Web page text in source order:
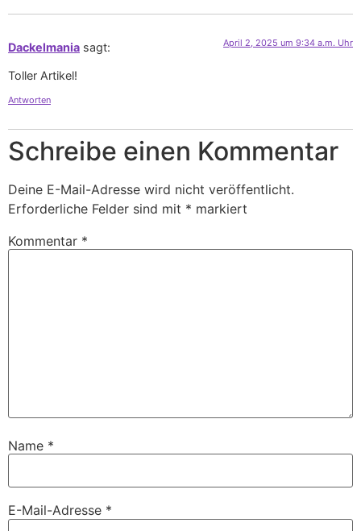
Dackelmania sagt: April 2, 2025 um 9:34 a.m. Uhr
Toller Artikel!
Antworten
Schreibe einen Kommentar
Deine E-Mail-Adresse wird nicht veröffentlicht.
Erforderliche Felder sind mit * markiert
Kommentar *
Name *
E-Mail-Adresse *